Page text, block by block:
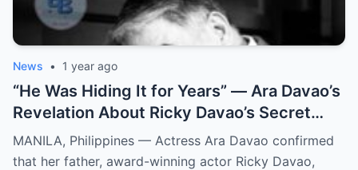
News • 1 year ago
“He Was Hiding It for Years” — Ara Davao’s
Revelation About Ricky Davao’s Secret
Illness Before Death Leaves Everyone
Speechless
MANILA, Philippines — Actress Ara Davao confirmed
that her father, award-winning actor Ricky Davao,